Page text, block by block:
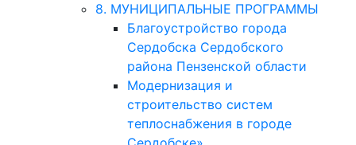
8. МУНИЦИПАЛЬНЫЕ ПРОГРАММЫ
Благоустройство города
Сердобска Сердобского
района Пензенской области
Модернизация и
строительство систем
теплоснабжения в городе